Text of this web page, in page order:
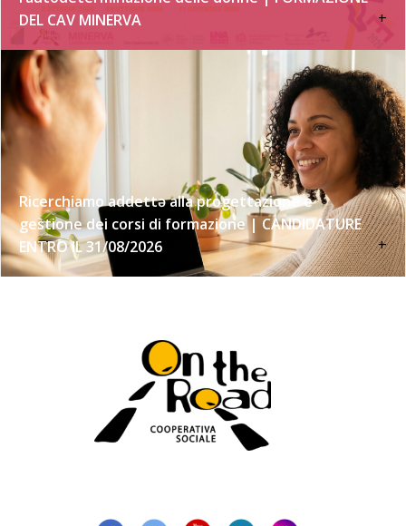
DEL CAV MINERVA
+
Ricerchiamo addettə alla progettazione e
gestione dei corsi di formazione | CANDIDATURE
ENTRO IL 31/08/2026
+